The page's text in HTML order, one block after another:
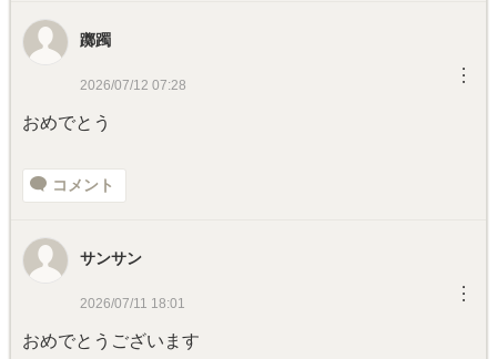
躑躅
2026/07/12 07:28 ︙
おめでとう
コメント
サンサン
2026/07/11 18:01 ︙
おめでとうございます